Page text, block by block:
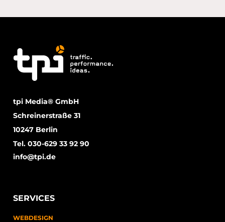
tpi Media® GmbH
Schreinerstraße 31
10247 Berlin
Tel. 030-629 33 92 90
info@tpi.de
SERVICES
WEBDESIGN